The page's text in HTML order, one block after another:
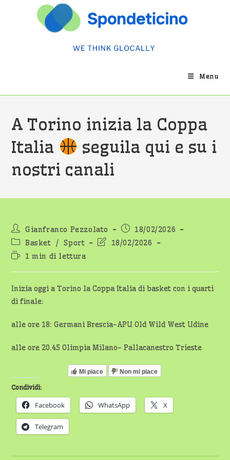
Menu
A Torino inizia la Coppa
Italia
seguila qui e su i
nostri canali
Autore
dell'articolo:
Gianfranco Pezzolato
Articolo
pubblicato:
18/02/2026
Categoria
dell'articolo:
Basket / Sport
Ultima18/02/2026
Tempo
lettura:
1 min di lettura
Inizia oggi a Torino la Coppa Italia di basket con i quarti
di finale:
alle ore 18: Germani Brescia-APU Old Wild West Udine
alle ore 20.45 Olimpia Milano- Pallacanestro Trieste
Mi piace Non mi piace
Condividi:
Facebook WhatsApp X
Telegram